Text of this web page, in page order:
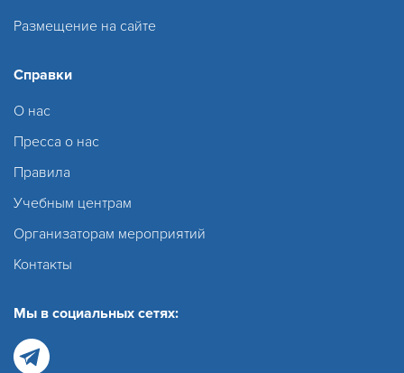
Размещение на сайте
Справки
О нас
Пресса о нас
Правила
Учебным центрам
Организаторам мероприятий
Контакты
Мы в социальных сетях: